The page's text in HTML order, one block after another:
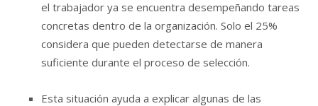
el trabajador ya se encuentra desempeñando tareas
concretas dentro de la organización. Solo el 25%
considera que pueden detectarse de manera
suficiente durante el proceso de selección.
Esta situación ayuda a explicar algunas de las